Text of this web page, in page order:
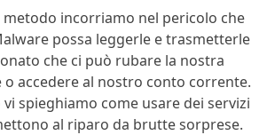
incorriamo nel pericolo che
possa leggerle e trasmetterle
che ci può rubare la nostra
accedere al nostro conto corrente.
spieghiamo come usare dei servizi
al riparo da brutte sorprese.